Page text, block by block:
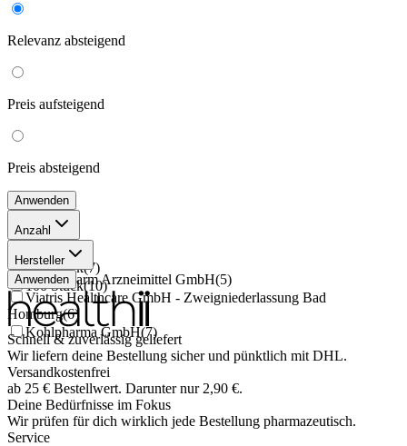
Relevanz absteigend
Preis aufsteigend
Preis absteigend
Anwenden
Anzahl
50 Stück (1
200 Stück(7)
100 Stück(10)
Hersteller
EurimPharm Arzneimittel GmbH(5)
Viatris Healthcare GmbH - Zweigniederlassung Bad
Homburg(6)
Kohlpharma GmbH(7)
Anwenden
Schnell & zuverlässig geliefert
Wir liefern deine Bestellung sicher und pünktlich mit DHL.
Versandkostenfrei
ab 25 € Bestellwert. Darunter nur 2,90 €.
Deine Bedürfnisse im Fokus
Wir prüfen für dich wirklich jede Bestellung pharmazeutisch.
Service